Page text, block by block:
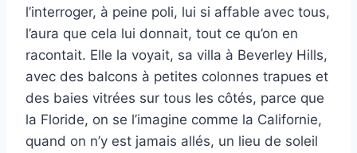
l’interroger, à peine poli, lui si affable avec tous,
l’aura que cela lui donnait, tout ce qu’on en
racontait. Elle la voyait, sa villa à Beverley Hills,
avec des balcons à petites colonnes trapues et
des baies vitrées sur tous les côtés, parce que
la Floride, on se l’imagine comme la Californie,
quand on n’y est jamais allés, un lieu de soleil